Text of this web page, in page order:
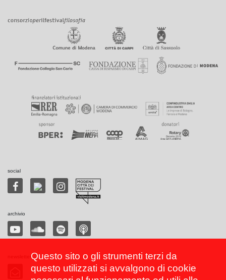
social
archivio
Questo sito o gli strumenti terzi da
questo utilizzati si avvalgono di cookie